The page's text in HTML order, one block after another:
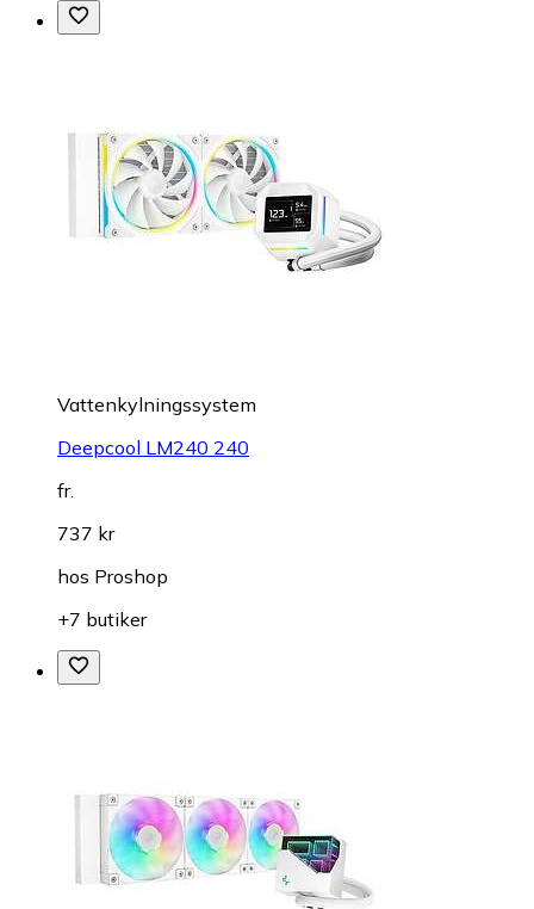
Vattenkylningssystem
Deepcool LM240 240
fr.
737 kr
hos Proshop
+7 butiker